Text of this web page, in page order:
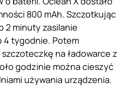
800 mAh. Szczotkując
2 minuty zasilanie
4 tygodnie. Potem
na ładowarce z
godzinie można cieszyć
używania urządzenia.